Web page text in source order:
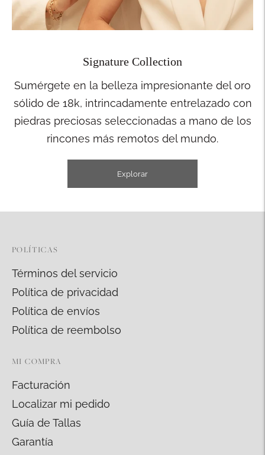
Signature Collection
Sumérgete en la belleza impresionante del oro
sólido de 18k, intrincadamente entrelazado con
piedras preciosas seleccionadas a mano de los
rincones más remotos del mundo.
Explorar
POLÍTICAS
Términos del servicio
Política de privacidad
Política de envíos
Política de reembolso
MI COMPRA
Facturación
Localizar mi pedido
Guía de Tallas
Garantía